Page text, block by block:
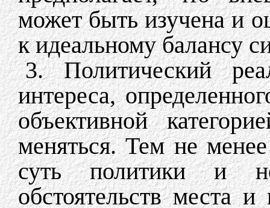
может быть изучена и
к идеальному балансу
3. Политический
интереса,
объективной
меняться. Тем не
суть политики и
обстоятельств места